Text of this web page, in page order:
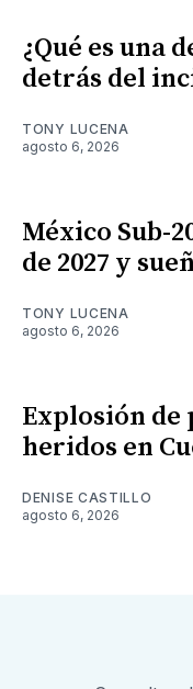
¿Qué es una
detrás del
TONY LUCENA
agosto 6, 2026
México Sub-
de 2027 y
TONY LUCENA
agosto 6, 2026
Explosión de
heridos en
DENISE CASTILLO
agosto 6, 2026